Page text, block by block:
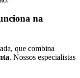
na
que combina
. Nossos especialistas